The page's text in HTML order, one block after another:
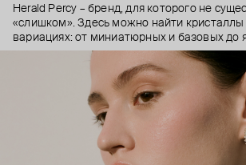
Herald Percy – бренд, для которого не
«слишком». Здесь можно найти
вариациях: от миниатюрных и базовых до
массивных, которые сразу становятся
образа. Героиня бренда – девушка из
нужно как минимум 25 часов в сутках,
внушительный арсенал украшений, чтобы,
поехать на вечеринку сразу из офиса.